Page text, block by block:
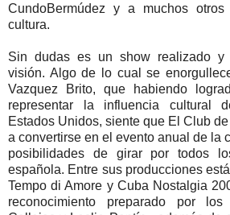
CundoBermúdez y a muchos
cultura.
Sin dudas es un show realizado y
visión. Algo de lo cual se
Vazquez Brito, que habiendo
representar la influencia cultural
Estados Unidos, siente que El Club
a convertirse en el evento anual de la
posibilidades de girar por todos
española. Entre sus producciones
Tempo di Amore y Cuba Nostalgia
reconocimiento preparado por